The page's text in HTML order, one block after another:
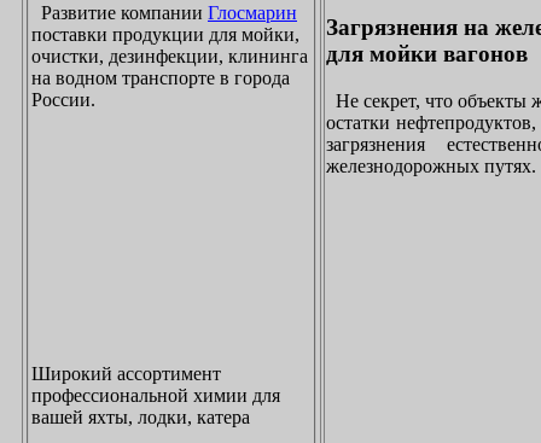
Развитие компании Глосмарин
поставки продукции для мойки,
очистки, дезинфекции, клининга
на водном транспорте в города
России.
Широкий ассортимент
профессиональной химии для
вашей яхты, лодки, катера
Загрязнения на
для мойки вагонов
Не секрет, что объекты
остатки нефтепродуктов,
загрязнения
железнодорожных путях.